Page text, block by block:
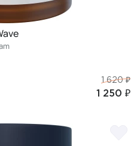
1 620 ₽
1 250 ₽